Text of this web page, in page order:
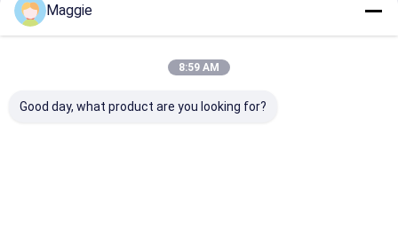
Geadviseerde Producten
Maggie
8:59 AM
Good day, what product are you looking for?